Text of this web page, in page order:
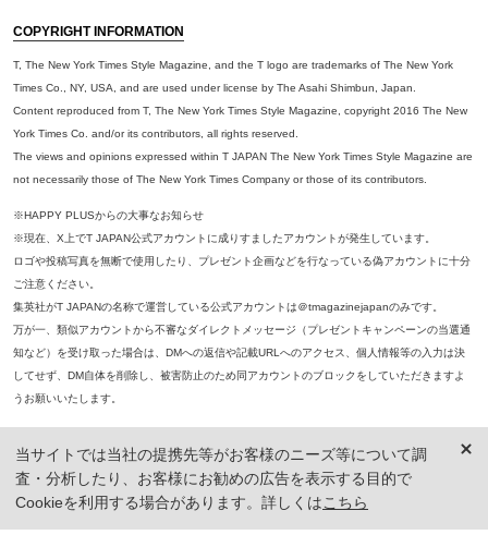
COPYRIGHT INFORMATION
T, The New York Times Style Magazine, and the T logo are trademarks of The New York
Times Co., NY, USA, and are used under license by The Asahi Shimbun, Japan.
Content reproduced from T, The New York Times Style Magazine, copyright 2016 The New
York Times Co. and/or its contributors, all rights reserved.
The views and opinions expressed within T JAPAN The New York Times Style Magazine are
not necessarily those of The New York Times Company or those of its contributors.
※HAPPY PLUSからの大事なお知らせ
※現在、X上でT JAPAN公式アカウントに成りすましたアカウントが発生しています。
ロゴや投稿写真を無断で使用したり、プレゼント企画などを行なっている偽アカウントに十分
ご注意ください。
集英社がT JAPANの名称で運営している公式アカウントは＠tmagazinejapanのみです。
万が一、類似アカウントから不審なダイレクトメッセージ（プレゼントキャンペーンの当選通
知など）を受け取った場合は、DMへの返信や記載URLへのアクセス、個人情報等の入力は決
してせず、DM自体を削除し、被害防止のため同アカウントのブロックをしていただきますよ
うお願いいたします。
※ 掲載商品の価格は、特に記載がないかぎり、「税込価格」で表示しています。ただし、2021年3月18日以前に公開し
た記事については「本体価格（税抜）」での表示となり、 掲載価格には消費税が含まれておりませんのでご注意くだ
当サイトでは当社の提携先等がお客様のニーズ等について調
査・分析したり、お客様にお勧めの広告を表示する目的で
Cookieを利用する場合があります。詳しくはこちら